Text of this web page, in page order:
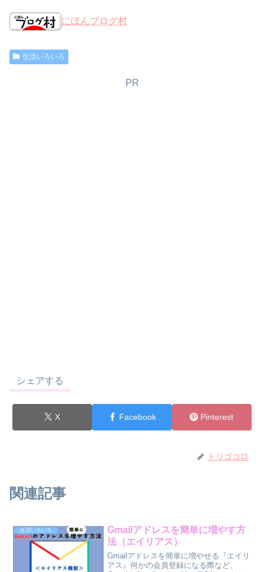
にほんブログ村
生活いろいろ
PR
シェアする
X Facebook Pinterest
トリゴコロ
関連記事
生活いろいろ
Gmailアドレスを簡単に増やす方
法（エイリアス）
Gmailアドレスを簡単に増やせる『エイリ
アス』何かの会員登録になる際など、